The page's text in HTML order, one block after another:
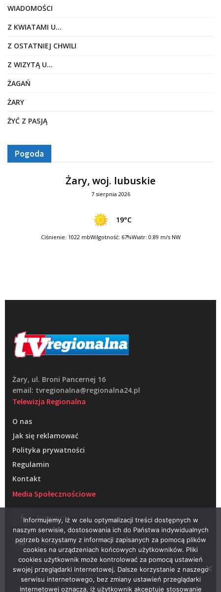
WIADOMOŚCI
Z KWIATAMI U…
Z OSTATNIEJ CHWILI
Z WIZYTĄ U…
ŻAGAŃ
ŻARY
ŻYĆ Z PASJĄ
Pogoda
Żary, woj. lubuskie
7 sierpnia 2026
19°C
Ciśnienie: 1022 mbWilgotność: 67%Wiatr: 0.89 m/s NW
Żary, ul. Broni Pancernej 16
email: tvregionalna@regionalna24.pl
Telewizja Regionalna
O nas
Jak się reklamować
Polityka prywatności
Regulamin
Kontakt
Media Społecznościowe
Facebook
Youtube
© 2022 – Telewizja Regionalna w Żarach
Projektowanie stron WWW –RAGACOM
Informujemy, iż w celu optymalizacji treści dostępnych w
naszym serwisie, dostosowania ich do Państwa indywidualnych
potrzeb korzystamy z informacji zapisanych za pomocą plików
cookies na urządzeniach końcowych użytkowników. Pliki
cookies użytkownik może kontrolować za pomocą ustawień
swojej przeglądarki internetowej. Dalsze korzystanie z naszego
serwisu internetowego, bez zmiany ustawień przeglądarki
internetowej oznacza, iż użytkownik akceptuje stosowanie